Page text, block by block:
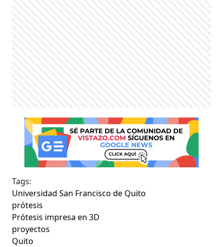
Tags:
Universidad San Francisco de Quito
prótesis
Prótesis impresa en 3D
proyectos
Quito